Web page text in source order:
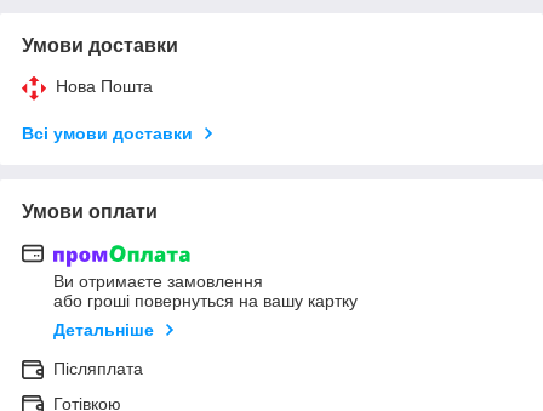
Умови доставки
Нова Пошта
Всі умови доставки
Умови оплати
Ви отримаєте замовлення
або гроші повернуться на вашу картку
Детальніше
Післяплата
Готівкою